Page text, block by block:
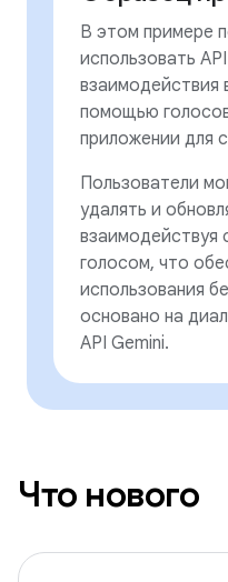
В этом примере
использовать
взаимодействия
помощью
приложении для
Пользователи
удалять и
взаимодействуя
голосом, что
использования
основано на
API Gemini.
Что нового